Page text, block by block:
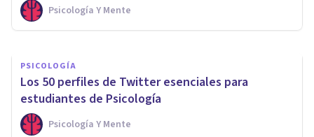
Psicología Y Mente
Xavier Molina
PSICOLOGÍA
Los 50 perfiles de Twitter esenciales para
estudiantes de Psicología
Psicología Y Mente